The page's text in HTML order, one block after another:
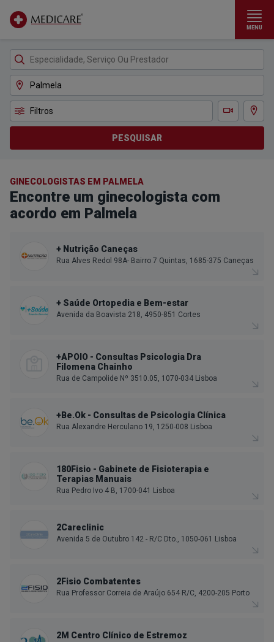
MENU
Filtros
Teleconsulta
Ver
PESQUISAR
GINECOLOGISTAS EM PALMELA
Encontre um ginecologista com
acordo em Palmela
+ Nutrição Caneças
Rua Alves Redol 98A- Bairro 7 Quintas, 1685-375 Caneças
+ Saúde Ortopedia e Bem-estar
Avenida da Boavista 218, 4950-851 Cortes
+APOIO - Consultas Psicologia Dra
Filomena Chainho
Rua de Campolide Nº 3510.05, 1070-034 Lisboa
+Be.Ok - Consultas de Psicologia Clínica
Rua Alexandre Herculano 19, 1250-008 Lisboa
180Fisio - Gabinete de Fisioterapia e
Terapias Manuais
Rua Pedro Ivo 4 B, 1700-041 Lisboa
2Careclinic
Avenida 5 de Outubro 142 - R/C Dto., 1050-061 Lisboa
2Fisio Combatentes
Rua Professor Correia de Araújo 654 R/C, 4200-205 Porto
2M Centro Clínico de Estremoz